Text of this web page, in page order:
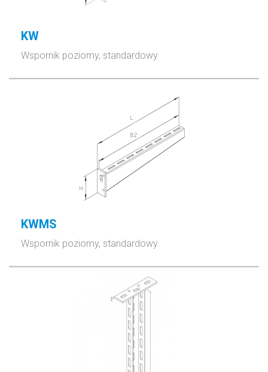
KW
Wspornik poziomy, standardowy
KWMS
Wspornik poziomy, standardowy